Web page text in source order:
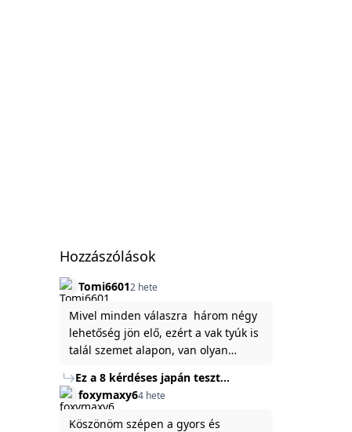
Hozzászólások
Tomi66012 hete
Mivel minden válaszra három négy
lehetőség jön elő, ezért a vak tyúk is
talál szemet alapon, van olyan
Ez a 8 kérdéses japán teszt
hibátlanul feltárja az igazságot
rólad
foxymaxy64 hete
Köszönöm szépen a gyors és